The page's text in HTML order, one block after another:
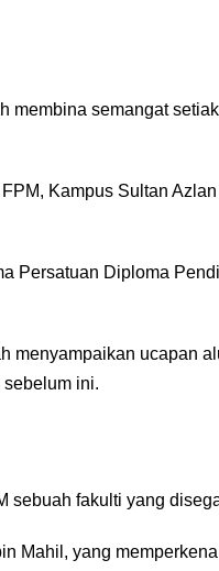
semangat
Kampus Sultan
Persatuan Diploma
menyampaikan ucapan
ini.
fakulti yang
Mahil, yang